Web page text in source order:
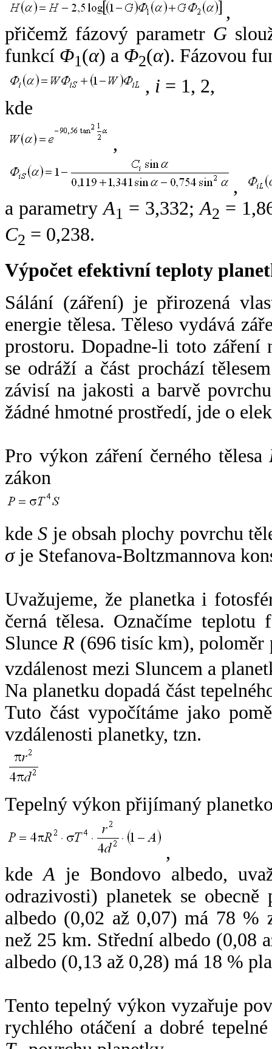
,
přičemž fázový parametr G
funkcí Φ1(α) a Φ2(α). Fázovou
, i = 1, 2,
kde
,
,
a parametryA1 = 3,332;A2 =
C2 = 0,238.
Výpočet efektivní teploty
Sálání (záření) je přirozená
energie tělesa. Těleso vydává
prostoru. Dopadne-li toto záření
se odráží a část prochází
závisí na jakosti a barvě
žádné hmotné prostředí, jde o
Pro výkon záření černého tělesa
zákon
kdeS je obsah plochy povrchu
σje Stefanova-Boltzmannova
Uvažujeme, že planetka i
černá tělesa. Označíme
SlunceR (696 tisíc km),
vzdálenost mezi Sluncem a
Na planetku dopadá část
Tuto část vypočítáme jako
vzdálenosti planetky, tzn.
Tepelný výkon přijímaný
,
kdeA je Bondovo albedo,
odrazivosti) planetek se
albedo (0,02 až 0,07) má 78 %
než 25 km. Střední albedo (0,08
albedo (0,13 až 0,28) má 18 %
Tento tepelný výkon vyzařuje
rychlého otáčení a dobré